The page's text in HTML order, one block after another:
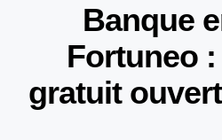
Banque
Fortuneo
gratuit